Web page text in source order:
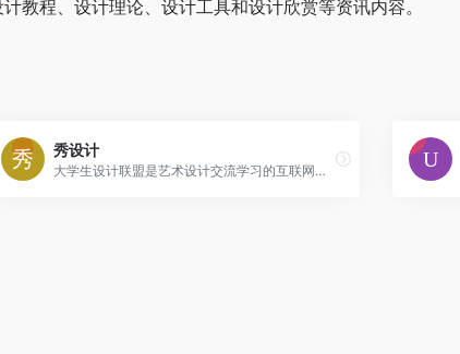
程、设计理论、设计工具和设计欣赏等资讯内容。
秀设计
大学生设计联盟是艺术设计交流学习的互联网平台,内容涵盖设计资讯、设计大赛、设计欣赏、设计文章、资源下载、设计博客等方面,集聚了最具潮流时尚、年轻活力的青年及学生人群。